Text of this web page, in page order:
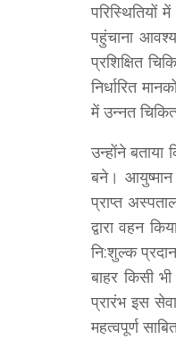
पहुंचाना
प्रशिक्षित
निर्धारित
में उन्नत
उन्होंने
बने। आयुष्मान
प्राप्त
द्वारा वहन
नि:शुल्क
बाहर किसी
प्रारंभ इस
महत्वपूर्ण